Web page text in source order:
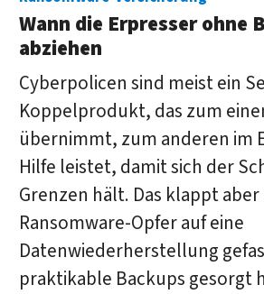
Wann die Erpresser ohne
abziehen
Cyberpolicen sind meist ein
Koppelprodukt, das zum
übernimmt, zum anderen im
Hilfe leistet, damit sich der
Grenzen hält. Das klappt
Ransomware-Opfer auf eine
Datenwiederherstellung
praktikable Backups gesorgt